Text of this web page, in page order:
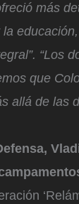
más
“Los
que
allá de las